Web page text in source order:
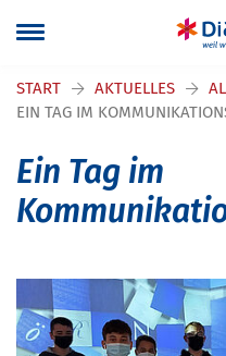
START AKTUELLES
EIN TAG IM
Ein Tag im